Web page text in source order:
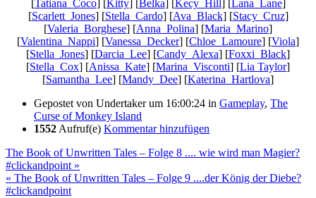
Tatiana_Coco] [ Kitty] [ Belka Kecy_Hill Lana_Lane]
[Scarlett_Jones] [Stella_Cardo] [Ava_Black] [Stacy_Cruz]
[Valeria_Borghese] [Anna_Polina] [Maria_Marino]
[Valentina_Nappi] [Vanessa_Decker] [Chloe_Lamoure] [Viola]
[Stella_Jones] [Darcia_Lee] [Candy_Alexa] [Foxxi_Black]
[Stella_Cox] [Anissa_Kate] [Marina_Visconti] [Lia Taylor]
[Samantha_Lee] [Mandy_Dee] [Katerina_Hartlova]
Gepostet von Undertakerum 16:00:24 in Gameplay, The
Curse of Monkey Island
1552 Aufruf(e) Kommentar hinzufügen
The Book of Unwritten Tales – Folge 8 .... wie wird man Magier?
#clickandpoint »
« The Book of Unwritten Tales – Folge 9 ....der König der Diebe?
#clickandpoint